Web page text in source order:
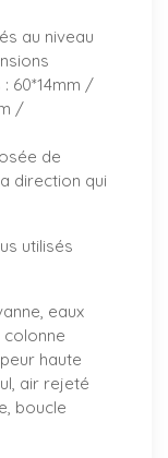
au niveau
60*14mm /
/
de
direction qui
utilisés
eaux
colonne
haute
air rejeté
boucle